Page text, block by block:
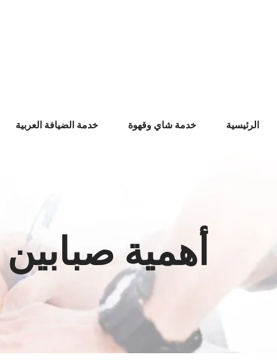
الرئيسية خدمة شاي وقهوة خدمة الضيافة العربية
أهمية